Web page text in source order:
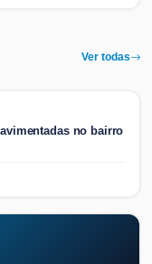
Ver todas
no bairro